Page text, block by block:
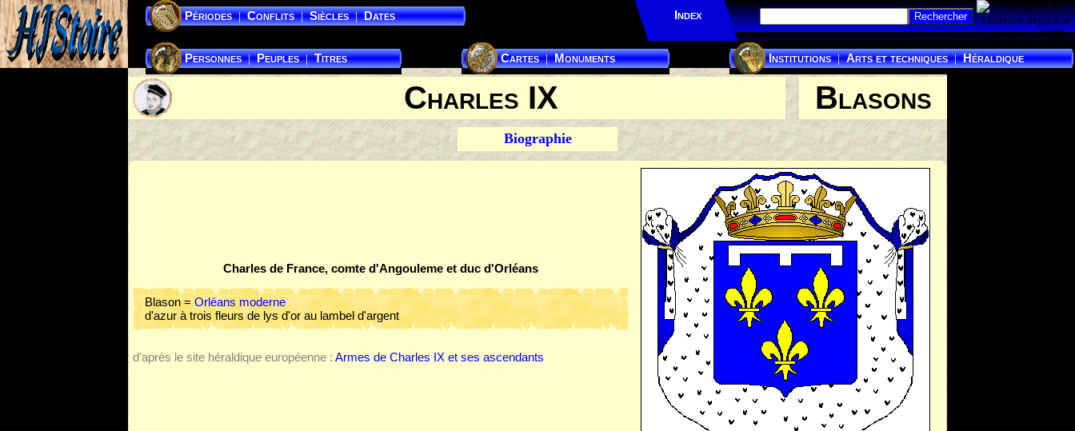
Périodes | Conflits | Siècles | Dates Index
Personnes | Peuples | Titres Cartes | Monuments Institutions | Arts et techniques | Héraldique
Charles IX Blasons
Biographie
Charles de France, comte d'Angouleme et duc d'Orléans
Blason = Orléans moderne
d'azur à trois fleurs de lys d'or au lambel d'argent
d'après le site héraldique européenne : Armes de Charles IX et ses ascendants